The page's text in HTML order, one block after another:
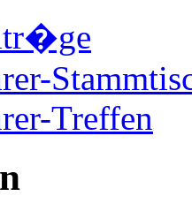
Treffen